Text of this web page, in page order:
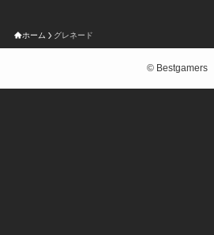
ホーム グレネード
©Bestgamers